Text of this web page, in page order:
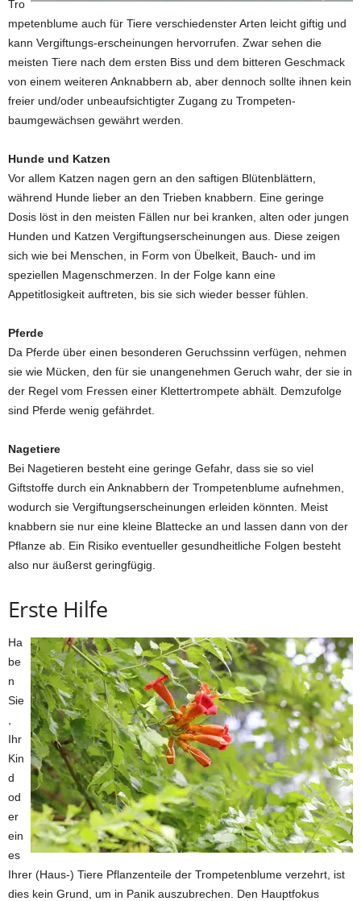
Tro
mpetenblume auch für Tiere verschiedenster Arten leicht giftig und
kann Vergiftungs-erscheinungen hervorrufen. Zwar sehen die
meisten Tiere nach dem ersten Biss und dem bitteren Geschmack
von einem weiteren Anknabbern ab, aber dennoch sollte ihnen kein
freier und/oder unbeaufsichtigter Zugang zu Trompeten-
baumgewächsen gewährt werden.
Hunde und Katzen
Vor allem Katzen nagen gern an den saftigen Blütenblättern,
während Hunde lieber an den Trieben knabbern. Eine geringe
Dosis löst in den meisten Fällen nur bei kranken, alten oder jungen
Hunden und Katzen Vergiftungserscheinungen aus. Diese zeigen
sich wie bei Menschen, in Form von Übelkeit, Bauch- und im
speziellen Magenschmerzen. In der Folge kann eine
Appetitlosigkeit auftreten, bis sie sich wieder besser fühlen.
Pferde
Da Pferde über einen besonderen Geruchssinn verfügen, nehmen
sie wie Mücken, den für sie unangenehmen Geruch wahr, der sie in
der Regel vom Fressen einer Klettertrompete abhält. Demzufolge
sind Pferde wenig gefährdet.
Nagetiere
Bei Nagetieren besteht eine geringe Gefahr, dass sie so viel
Giftstoffe durch ein Anknabbern der Trompetenblume aufnehmen,
wodurch sie Vergiftungserscheinungen erleiden könnten. Meist
knabbern sie nur eine kleine Blattecke an und lassen dann von der
Pflanze ab. Ein Risiko eventueller gesundheitliche Folgen besteht
also nur äußerst geringfügig.
Erste Hilfe
Ha
be
n
Sie
Ihr
Kin
d
od
er
ein
es
Ihrer (Haus-) Tiere Pflanzenteile der Trompetenblume verzehrt, ist
dies kein Grund, um in Panik auszubrechen. Den Hauptfokus